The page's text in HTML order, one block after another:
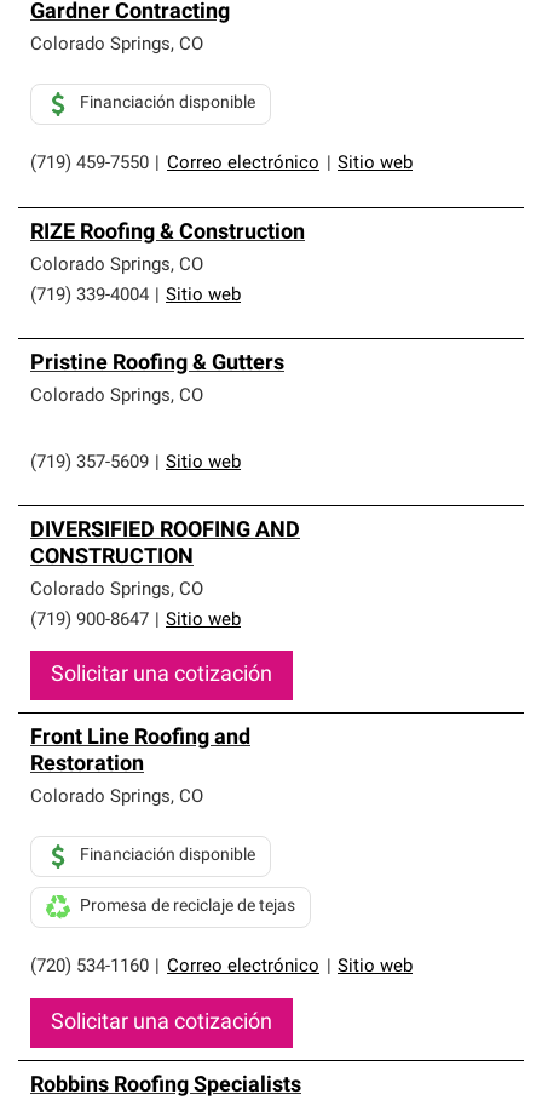
Gardner Contracting
Colorado Springs, CO
(719) 459-7550 Correo electrónico Sitio web
Financiación disponible
RIZE Roofing & Construction
Colorado Springs, CO
(719) 339-4004
Sitio web
Pristine Roofing & Gutters
Colorado Springs, CO
(719) 357-5609 Sitio web
DIVERSIFIED ROOFING AND
CONSTRUCTION
Colorado Springs, CO
(719) 900-8647
Sitio web
Solicitar una cotización
Front Line Roofing and
Restoration
Colorado Springs, CO
(720) 534-1160 Correo electrónico Sitio web
Financiación disponible
Promesa de reciclaje de tejas
Solicitar una cotización
Robbins Roofing Specialists